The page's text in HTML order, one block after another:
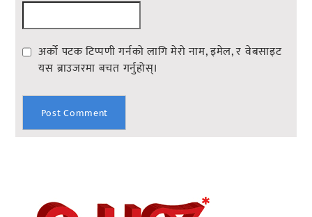
अर्को पटक टिप्पणी गर्नको लागि मेरो नाम, इमेल, र वेबसाइट
यस ब्राउजरमा बचत गर्नुहोस्।